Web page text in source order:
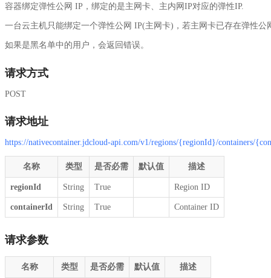
容器绑定弹性公网 IP，绑定的是主网卡、主内网IP对应的弹性IP.
一台云主机只能绑定一个弹性公网 IP(主网卡)，若主网卡已存在弹性公
如果是黑名单中的用户，会返回错误。
请求方式
POST
请求地址
https://nativecontainer.jdcloud-api.com/v1/regions/{regionId}/containers/
名称 类型 是否必需 默认值 描述
regionId String True Region ID
containerId String True Container ID
请求参数
名称 类型 是否必需 默认值 描述